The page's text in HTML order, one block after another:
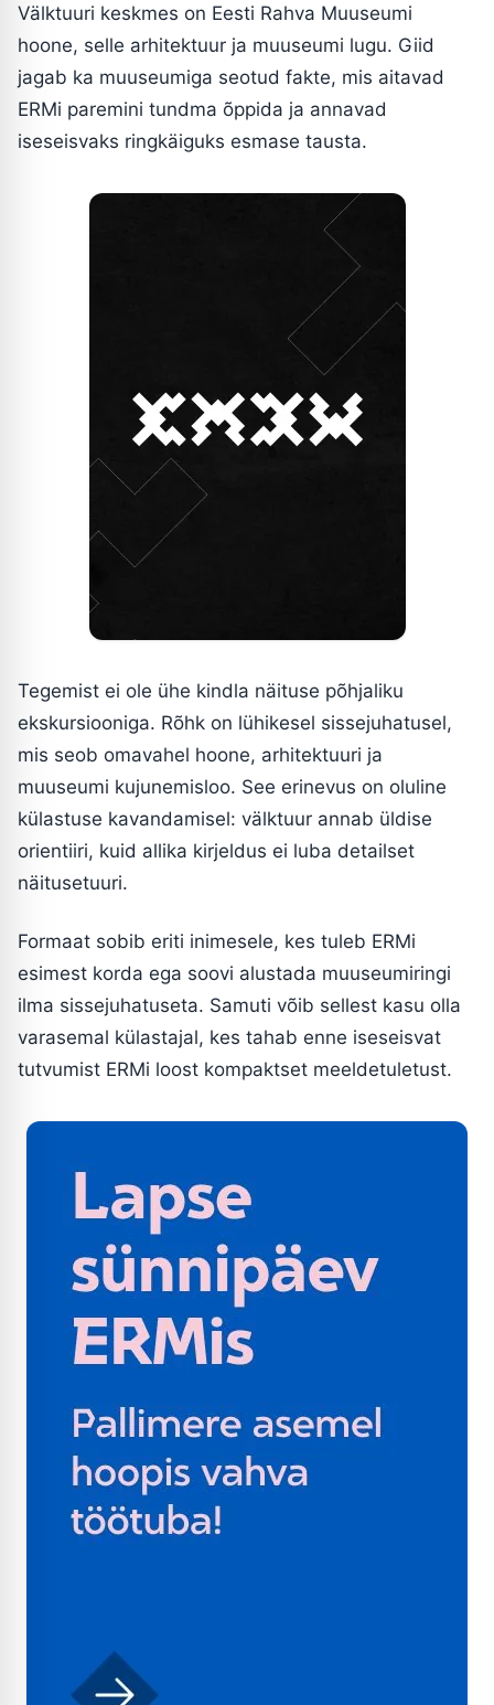
Välktuuri keskmes on Eesti Rahva Muuseumi
hoone, selle arhitektuur ja muuseumi lugu. Giid
jagab ka muuseumiga seotud fakte, mis aitavad
ERMi paremini tundma õppida ja annavad
iseseisvaks ringkäiguks esmase tausta.
Tegemist ei ole ühe kindla näituse põhjaliku
ekskursiooniga. Rõhk on lühikesel sissejuhatusel,
mis seob omavahel hoone, arhitektuuri ja
muuseumi kujunemisloo. See erinevus on oluline
külastuse kavandamisel: välktuur annab üldise
orientiiri, kuid allika kirjeldus ei luba detailset
näitusetuuri.
Formaat sobib eriti inimesele, kes tuleb ERMi
esimest korda ega soovi alustada muuseumiringi
ilma sissejuhatuseta. Samuti võib sellest kasu olla
varasemal külastajal, kes tahab enne iseseisvat
tutvumist ERMi loost kompaktset meeldetuletust.